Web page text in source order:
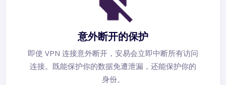
意外断开的保护
即使 VPN 连接意外断开，安易会立即中断所有访问
连接。既能保护你的数据免遭泄漏，还能保护你的
身份。